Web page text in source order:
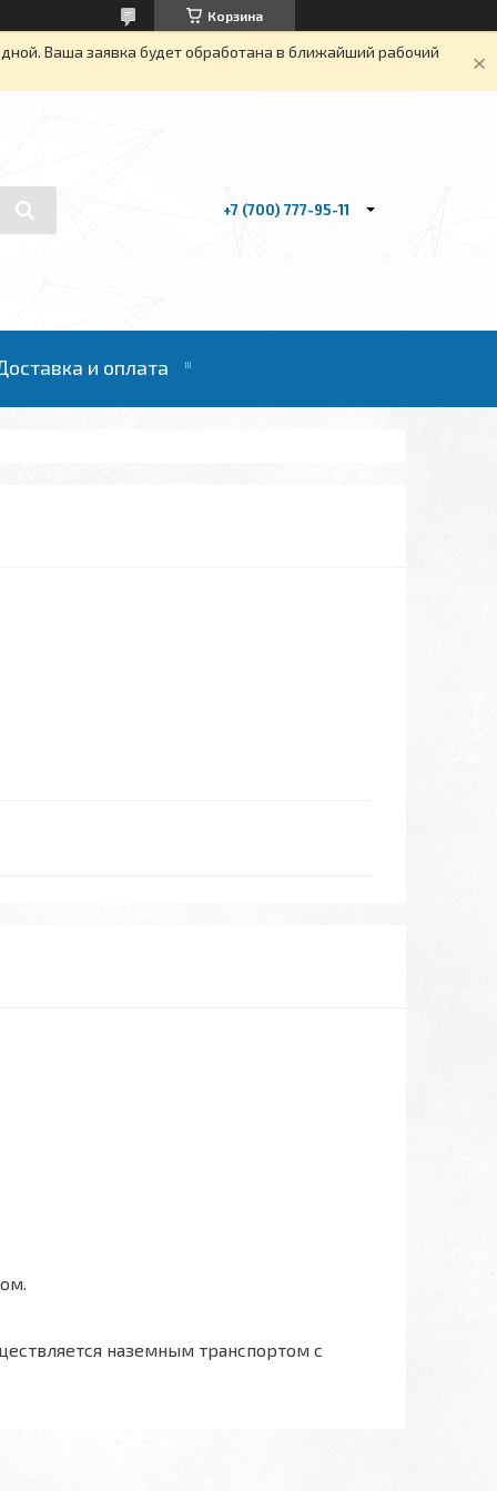
Корзина
Ваша заявка будет обработана в ближайший рабочий
+7 (700) 777-95-11
и оплата
наземным транспортом с